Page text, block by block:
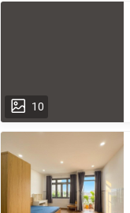
10